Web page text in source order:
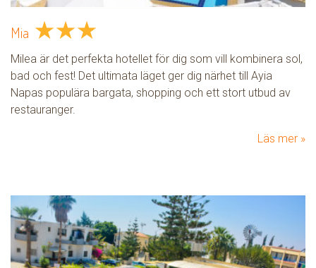
Mia ★★★
Milea är det perfekta hotellet för dig som vill kombinera sol,
bad och fest! Det ultimata läget ger dig närhet till Ayia
Napas populära bargata, shopping och ett stort utbud av
restauranger.
Läs mer